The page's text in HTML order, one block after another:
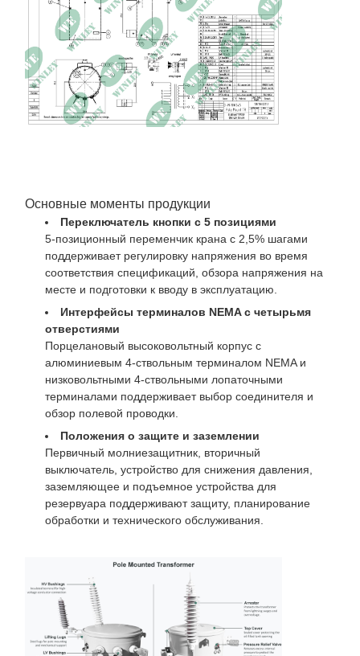
Импеданс 2.26% при 85°C
Размеры 28.0" W × 35.2" D × 61.8" H
Общая масса 1962 фунтов.
Основные моменты продукции
Переключатель кнопки с 5 позициями
5-позиционный переменчик крана с 2,5% шагами
поддерживает регулировку напряжения во время
соответствия спецификаций, обзора напряжения на
месте и подготовки к вводу в эксплуатацию.
Интерфейсы терминалов NEMA с четырьмя
отверстиями
Порцелановый высоковольтный корпус с
алюминиевым 4-ствольным терминалом NEMA и
низковольтными 4-ствольными лопаточными
терминалами поддерживает выбор соединителя и
обзор полевой проводки.
Положения о защите и заземлении
Первичный молниезащитник, вторичный
выключатель, устройство для снижения давления,
заземляющее и подъемное устройства для
резервуара поддерживают защиту, планирование
обработки и технического обслуживания.